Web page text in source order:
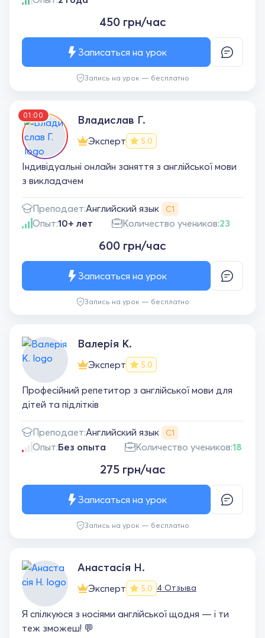
450 грн/час
Запись на урок — бесплатно
Записаться на урок
01:00 Владислав Г.
Эксперт 5.0
Індивідуальні онлайн заняття з англійської мови
з викладачем
Преподает:Английский язык С1
Опыт:10+ лет Количество учеников:23
600 грн/час
Запись на урок — бесплатно
Записаться на урок
Валерія К.
Эксперт 5.0
Професійний репетитор з англійської мови для
дітей та підлітків
Преподает:Английский язык С1
Опыт:Без опыта Количество учеников:18
275 грн/час
Запись на урок — бесплатно
Записаться на урок
Анастасiя Н.
Эксперт 5.0 4 Отзыва
Я спілкуюся з носіями англійської щодня — і ти
теж зможеш! 💬